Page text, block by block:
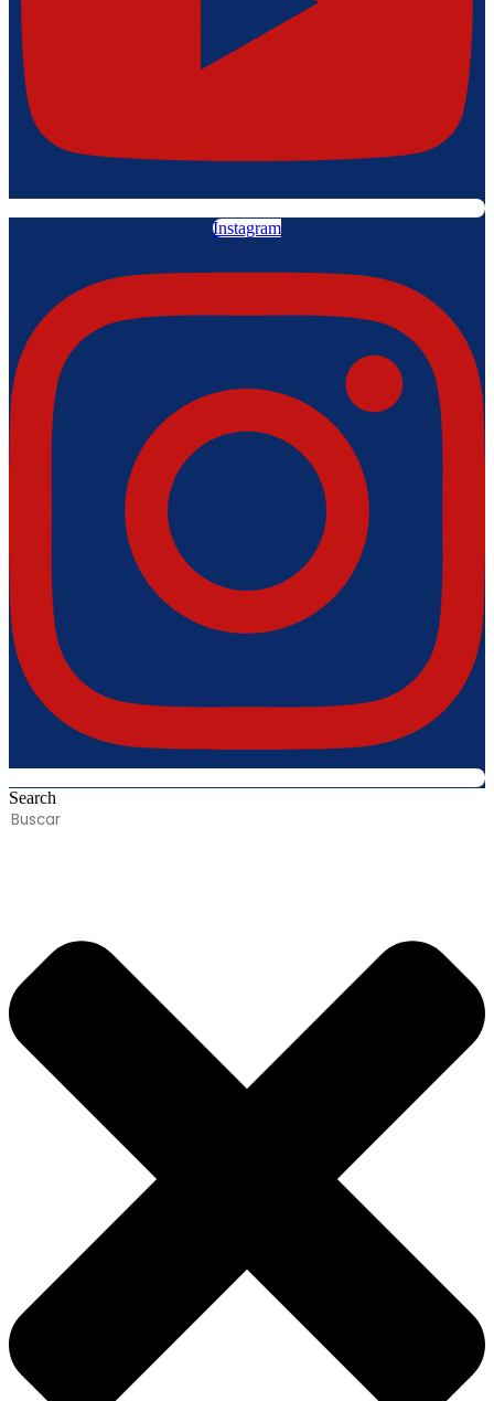
Instagram
Search